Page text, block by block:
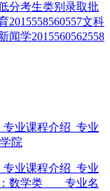
分考生类别录取批
2015558560557文科
闻学2015560562558
业课程介绍_专业
院
业课程介绍_专业
数学类 专业名